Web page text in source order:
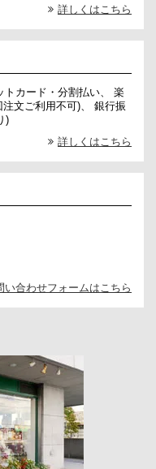
詳しくはこちら
トカード・分割払い、 楽
文ご利用不可)、 銀行振
)
詳しくはこちら
い合わせフォームはこちら